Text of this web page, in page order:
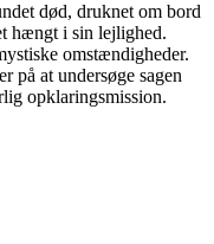
død, druknet om bord
hængt i sin lejlighed.
omstændigheder.
på at undersøge sagen
opklaringsmission.